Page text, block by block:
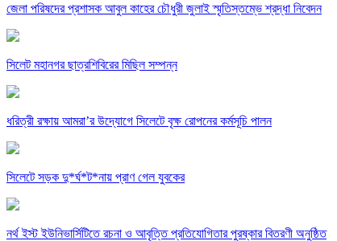
জেলা পরিষদের প্রশাসক আবুল কাহের চৌধুরী জুলাই স্মৃতিস্তম্ভে শ্রদ্ধা নিবেদন
সিলেট মহানগর ছাত্রশিবিরের মিছিল সম্পন্ন
ধরিত্রী রক্ষায় আমরা’র উদ্যোগে সিলেটে বৃক্ষ রোপনের কর্মসূচি পালন
সিলেটে সড়ক দু*র্ঘ*ট*নায় প্রাণ গেল যুবকের
নর্থ ইস্ট ইউনিভার্সিটিতে রচনা ও আবৃত্তি প্রতিযোগিতার পুরষ্কার বিতরণী অনুষ্ঠিত